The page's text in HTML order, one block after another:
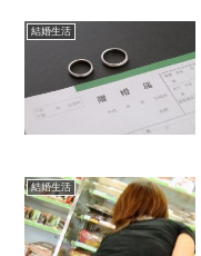
結婚生活
結婚生活